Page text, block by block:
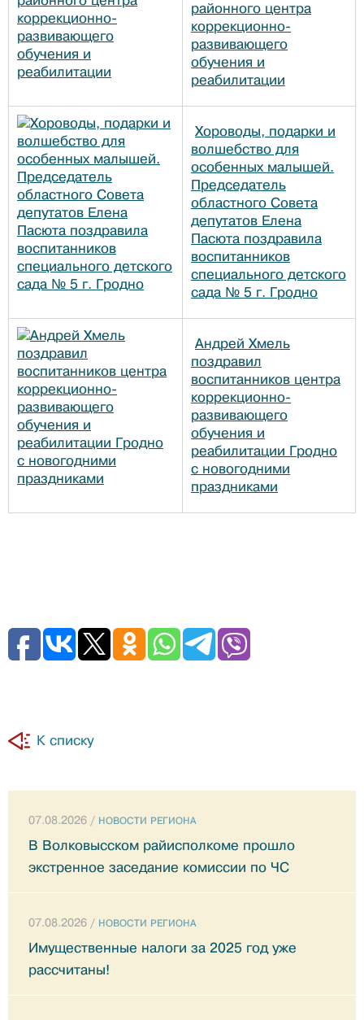
районного центра
коррекционно-
развивающего
обучения и
реабилитации
Хороводы, подарки и
волшебство для
особенных малышей.
Председатель
областного Совета
депутатов Елена
Пасюта поздравила
воспитанников
специального детского
сада № 5 г. Гродно
Андрей Хмель
поздравил
воспитанников центра
коррекционно-
развивающего
обучения и
реабилитации Гродно
с новогодними
праздниками
К списку
07.08.2026 / НОВОСТИ РЕГИОНА
В Волковысском райисполкоме прошло
экстренное заседание комиссии по ЧС
07.08.2026 / НОВОСТИ РЕГИОНА
Имущественные налоги за 2025 год уже
рассчитаны!